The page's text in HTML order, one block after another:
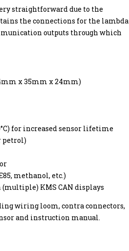
straightforward due to the
the connections for the lambda
outputs through which
x 35mm x 24mm)
for increased sensor lifetime
petrol)
methanol, etc.)
KMS CAN displays
wiring loom, contra connectors,
and instruction manual.